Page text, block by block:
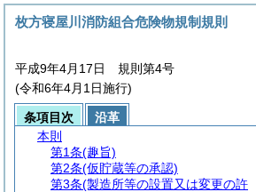
枚方寝屋川消防組合危険物規制規則
平成9年4月17日 規則第4号
(令和6年4月1日施行)
条項目次
沿革
本則
第1条(趣旨)
第2条(仮貯蔵等の承認)
第3条(製造所等の設置又は変更の許